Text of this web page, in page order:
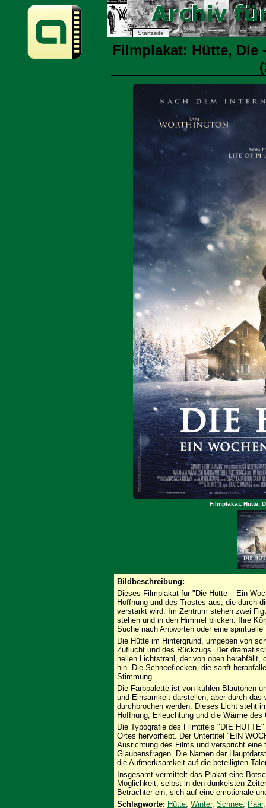
Startseite
Filmplakat: Hütte, Die
Filmplakat: Hütte,
Bildbeschreibung:
Dieses Filmplakat für "Die Hütte – Ein
Hoffnung und des Trostes aus, die durch
verstärkt wird. Im Zentrum stehen zwei
stehen und in den Himmel blicken. Ihre
Suche nach Antworten oder eine spirituelle
Die Hütte im Hintergrund, umgeben von
Zuflucht und des Rückzugs. Der
hellen Lichtstrahl, der von oben
hin. Die Schneeflocken, die sanft
Stimmung.
Die Farbpalette ist von kühlen Blautönen
und Einsamkeit darstellen, aber durch
durchbrochen werden. Dieses Licht steht
Hoffnung, Erleuchtung und die Wärme des
Die Typografie des Filmtitels "DIE
Ortes hervorhebt. Der Untertitel "EIN
Ausrichtung des Films und verspricht eine
Glaubensfragen. Die Namen der
die Aufmerksamkeit auf die beteiligten
Insgesamt vermittelt das Plakat eine
Möglichkeit, selbst in den dunkelsten
Betrachter ein, sich auf eine emotionale
Schlagworte: Hütte, Winter, Schnee, Paar